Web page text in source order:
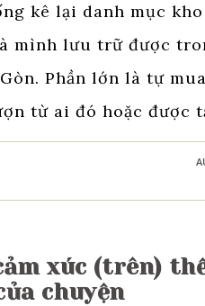
kê lại danh mục
mình lưu trữ được
Phần lớn là tự
từ ai đó hoặc được
xúc (trên)
chuyện